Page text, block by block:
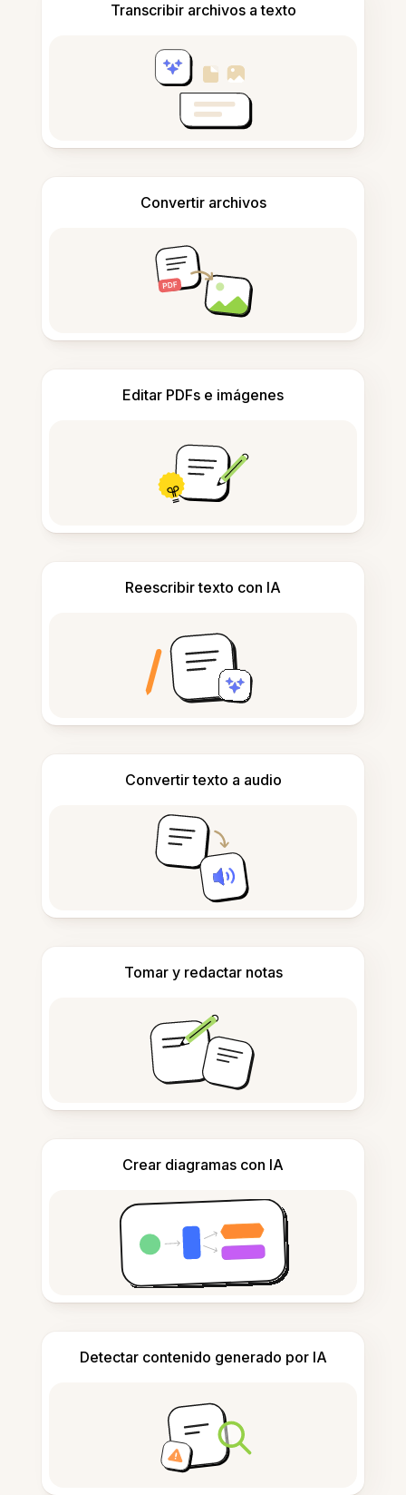
Transcribir archivos a texto
Convertir archivos
Editar PDFs e imágenes
Reescribir texto con IA
Convertir texto a audio
Tomar y redactar notas
Crear diagramas con IA
Detectar contenido generado por IA